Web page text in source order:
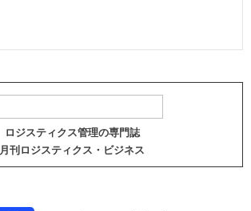
ロジスティクス管理の専門誌
月刊ロジスティクス・ビジネス